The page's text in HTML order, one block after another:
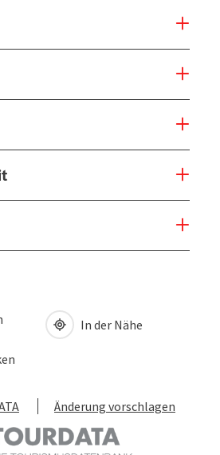
In der Nähe
Änderung vorschlagen